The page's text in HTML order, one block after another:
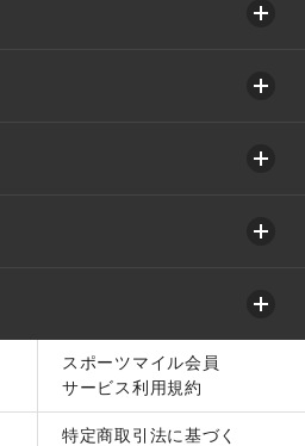
スポーツマイル会員
サービス利用規約
特定商取引法に基づく